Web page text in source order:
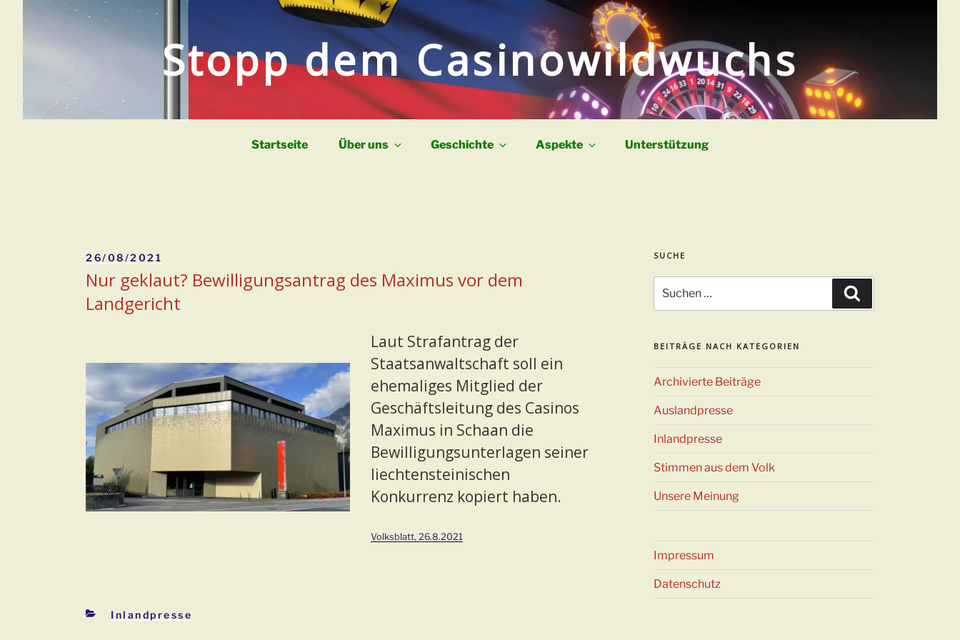
Inhalt
Stopp dem Casinowildwuchs
Startseite Über uns Geschichte Aspekte Unterstützung
Veröffentlicht
am
26/08/2021
Nur geklaut? Bewilligungsantrag des Maximus vor dem
Landgericht
Laut Strafantrag der
Staatsanwaltschaft soll ein
ehemaliges Mitglied der
Geschäftsleitung des Casinos
Maximus in Schaan die
Bewilligungsunterlagen seiner
liechtensteinischen
Konkurrenz kopiert haben.
Volksblatt, 26.8.2021
Kategorien
Inlandpresse
SUCHE
nach:
BEITRÄGE NACH KATEGORIEN
Archivierte Beiträge
Auslandpresse
Inlandpresse
Stimmen aus dem Volk
Unsere Meinung
Impressum
Datenschutz